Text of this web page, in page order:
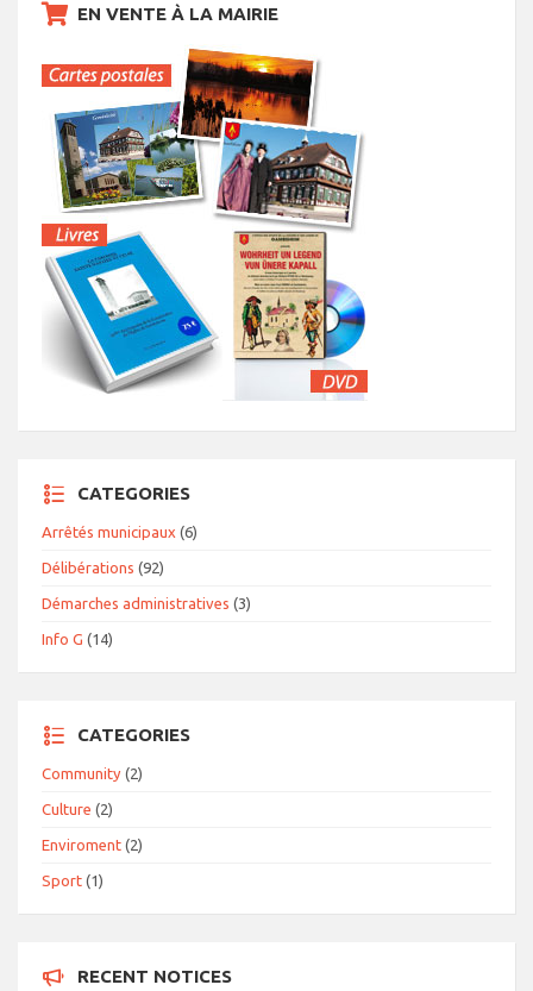
EN VENTE À LA MAIRIE
CATEGORIES
Arrêtés municipaux (6)
Délibérations (92)
Démarches administratives (3)
Info G (14)
CATEGORIES
Community (2)
Culture (2)
Enviroment (2)
Sport (1)
RECENT NOTICES